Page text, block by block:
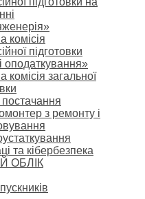
комісія
підготовки
оподаткування»
комісія загальної
постачання
з ремонту і
та кібербезпека
ОБЛІК